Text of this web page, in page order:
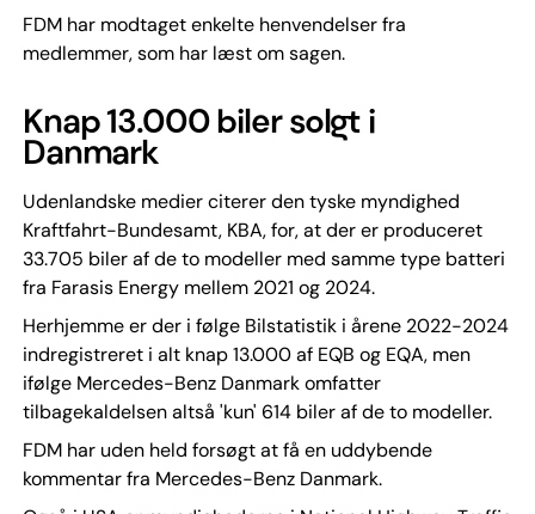
FDM har modtaget enkelte henvendelser fra
medlemmer, som har læst om sagen.
Knap 13.000 biler solgt i
Danmark
Udenlandske medier citerer den tyske myndighed
Kraftfahrt-Bundesamt, KBA, for, at der er produceret
33.705 biler af de to modeller med samme type batteri
fra Farasis Energy mellem 2021 og 2024.
Herhjemme er der i følge Bilstatistik i årene 2022-2024
indregistreret i alt knap 13.000 af EQB og EQA, men
ifølge Mercedes-Benz Danmark omfatter
tilbagekaldelsen altså 'kun' 614 biler af de to modeller.
FDM har uden held forsøgt at få en uddybende
kommentar fra Mercedes-Benz Danmark.